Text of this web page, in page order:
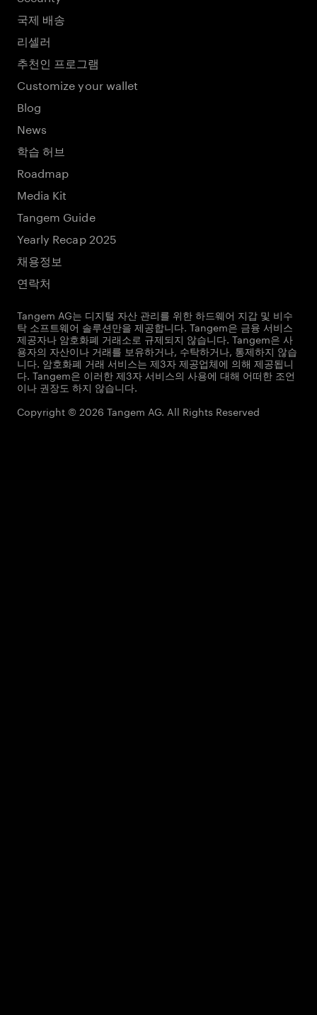
국제 배송
리셀러
추천인 프로그램
Customize your wallet
Blog
News
학습 허브
Roadmap
Media Kit
Tangem Guide
Yearly Recap 2025
채용정보
연락처
Tangem AG는 디지털 자산 관리를 위한 하드웨어 지갑 및 비수
탁 소프트웨어 솔루션만을 제공합니다. Tangem은 금융 서비스
제공자나 암호화폐 거래소로 규제되지 않습니다. Tangem은 사
용자의 자산이나 거래를 보유하거나, 수탁하거나, 통제하지 않습
니다. 암호화폐 거래 서비스는 제3자 제공업체에 의해 제공됩니
다. Tangem은 이러한 제3자 서비스의 사용에 대해 어떠한 조언
이나 권장도 하지 않습니다.